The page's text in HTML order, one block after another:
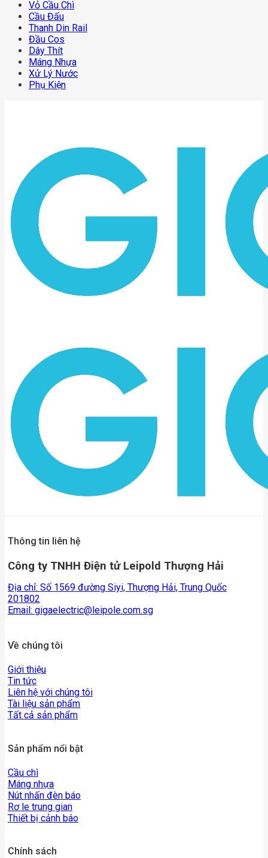
Vỏ Cầu Chì
Cầu Đấu
Thanh Din Rail
Đầu Cos
Dây Thít
Máng Nhựa
Xử Lý Nước
Phụ Kiện
Thông tin liên hệ
Công ty TNHH Điện tử Leipold Thượng Hải
Địa chỉ: Số 1569 đường Siyi, Thượng Hải, Trung Quốc
201802
Email: gigaelectric@leipole.com.sg
Về chúng tôi
Giới thiệu
Tin tức
Liên hệ với chúng tôi
Tài liệu sản phẩm
Tất cả sản phẩm
Sản phẩm nổi bật
Cầu chì
Máng nhựa
Nút nhấn đèn báo
Rơ le trung gian
Thiết bị cảnh báo
Chính sách